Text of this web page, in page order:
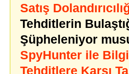
Satış
Tehditlerin
Şüpheleniyor
SpyHunter ile
Tehditlere Karşı